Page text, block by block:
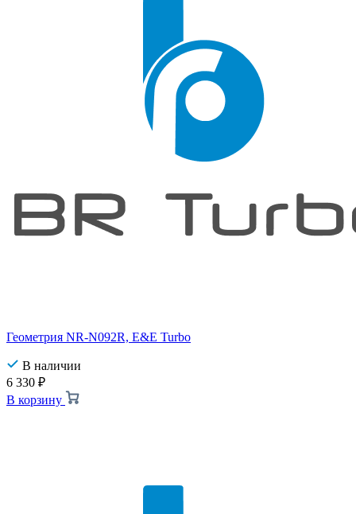
Геометрия NR-N092R, E&E Turbo
В наличии
6 330 ₽
В корзину